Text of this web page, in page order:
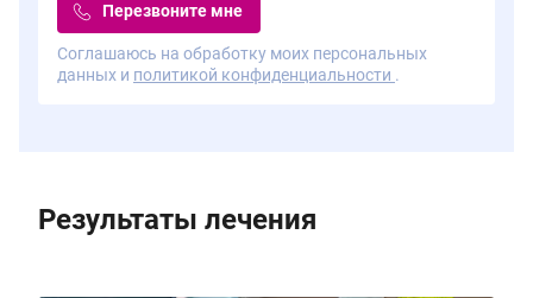
Перезвоните мне
Соглашаюсь на обработку моих персональных
данных и политикой конфиденциальности .
Результаты лечения